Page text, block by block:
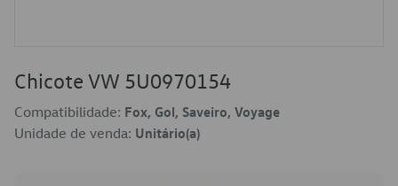
Chicote VW 5U0970154
Compatibilidade: Fox, Gol, Saveiro, Voyage
Unidade de venda: Unitário(a)